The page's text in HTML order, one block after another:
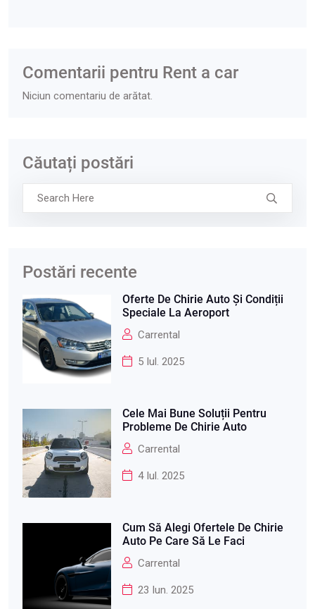
Comentarii pentru Rent a car
Niciun comentariu de arătat.
Căutați postări
Postări recente
Oferte De Chirie Auto Și Condiții
Speciale La Aeroport
Carrental
5 Iul. 2025
Cele Mai Bune Soluții Pentru
Probleme De Chirie Auto
Carrental
4 Iul. 2025
Cum Să Alegi Ofertele De Chirie
Auto Pe Care Să Le Faci
Carrental
23 Iun. 2025